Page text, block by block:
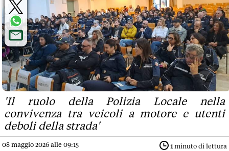
'Il ruolo della Polizia Locale nella
convivenza tra veicoli a motore e utenti
deboli della strada'
08 maggio 2026 alle 09:15 1minuto di lettura